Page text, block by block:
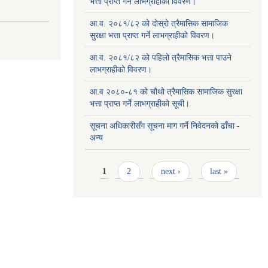
आ.व. २०८१/८२ को दोस्रो त्रैमासिक सामाजिक
सुरक्षा भत्ता प्राप्त गर्ने लाभग्राहीको विवरण।
आ.व. २०८१/८२ को पहिलो त्रैमासिक भत्ता पाउने
लाभग्राहीको विवरण।
आ.व २०८०-८१ को चौथो त्रैमासिक सामाजिक सुरक्षा
भत्ता प्राप्त गर्ने लाभग्राहीको सूची।
सूचना अधिकारीसँग सूचना माग गर्ने निवेदनको ढाँचा -
अन्य
Pages
1 2 next › last »